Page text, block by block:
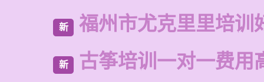
新 福州市尤克里里培训
新 古筝培训一对一费用